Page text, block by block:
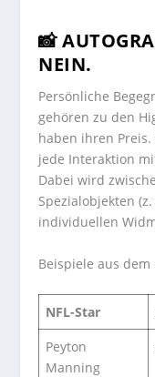
📸
NEIN.
Persönliche
gehören zu den
haben ihren
jede Interaktion
Dabei wird
Spezialobjekten
individuellen
Beispiele aus
NFL-Star
Peyton
Manning